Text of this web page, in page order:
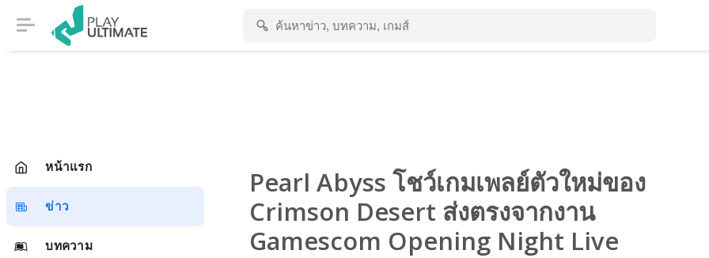
หน้าแรก
ข่าว
บทความ
Pearl Abyss โชว์เกมเพลย์ตัวใหม่ของ
Crimson Desert ส่งตรงจากงาน
Gamescom Opening Night Live